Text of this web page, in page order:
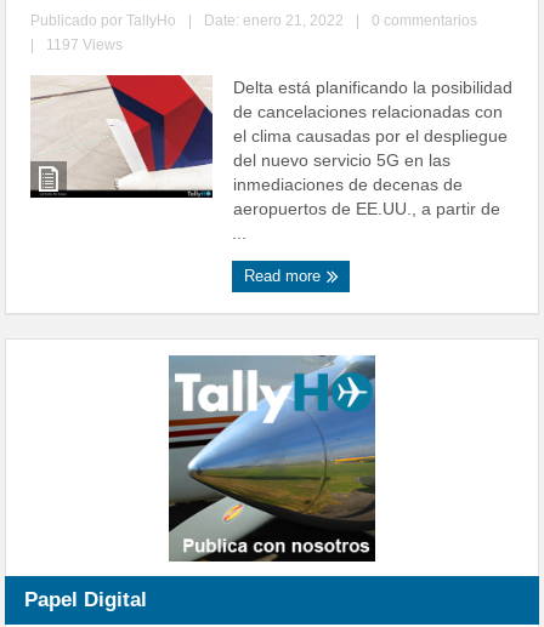
Publicado porTallyHo Date: enero 21, 2022
0 commentarios
1197 Views
Delta está planificando la posibilidad
de cancelaciones relacionadas con
el clima causadas por el despliegue
del nuevo servicio 5G en las
inmediaciones de decenas de
aeropuertos de EE.UU., a partir de
...
Read more
Papel Digital